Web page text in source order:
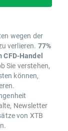
wegen der
verlieren. 77%
Handel
Sie verstehen,
können,
Newsletter
von XTB